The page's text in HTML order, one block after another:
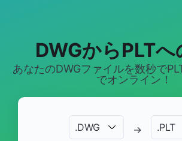
DWGからPLTへ
あなたのDWGファイルを数秒で
でオンライン！
.DWG → .PLT